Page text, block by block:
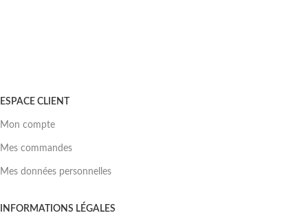
ESPACE CLIENT
Mon compte
Mes commandes
Mes données personnelles
INFORMATIONS LÉGALES